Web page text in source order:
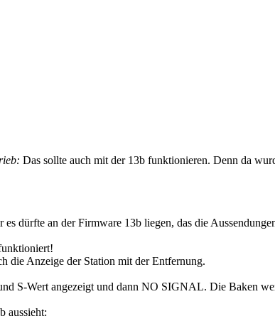
Das sollte auch mit der 13b funktionieren. Denn da
es dürfte an der Firmware 13b liegen, das die
die Anzeige der Station mit der Entfernung.
S-Wert angezeigt und dann NO SIGNAL. Die Baken
aussieht: